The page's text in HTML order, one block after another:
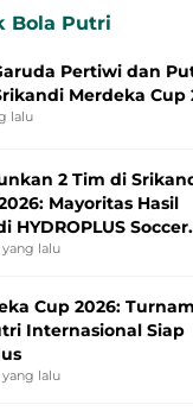
Bola Putri
Pertiwi dan
Merdeka Cup
lalu
2 Tim di
Mayoritas Hasil
HYDROPLUS Soccer
lalu
Cup 2026:
Internasional Siap
lalu